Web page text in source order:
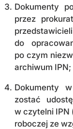
Dokumenty
przez
do
po czym
archiwum IPN;
Dokumenty
zostać
w czytelni IPN
roboczej ze